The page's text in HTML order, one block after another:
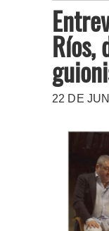
Ríos,
22 DE